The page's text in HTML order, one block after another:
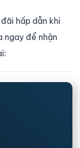
hấp dẫn khi
ngay để nhận